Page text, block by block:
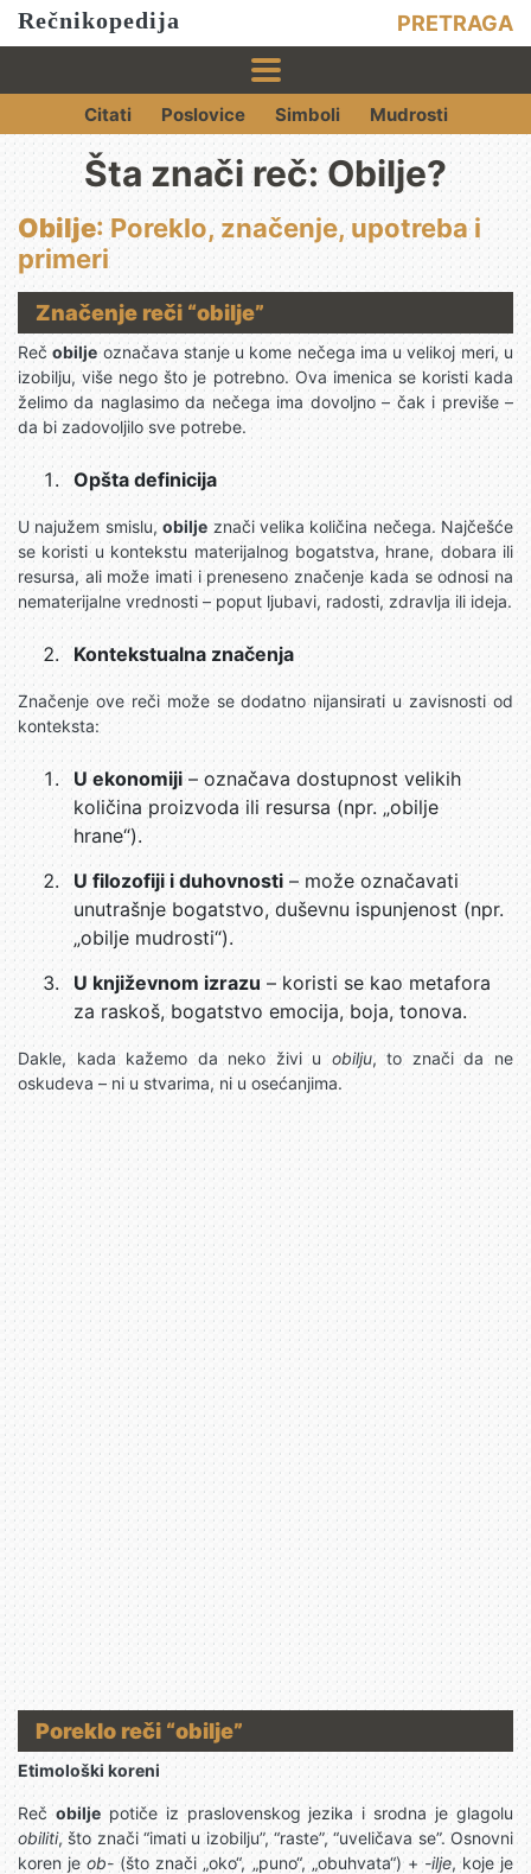
Rečnikopedija PRETRAGA
Citati Poslovice Simboli Mudrosti
Šta znači reč: Obilje?
Obilje: Poreklo, značenje, upotreba i
primeri
Značenje reči “obilje”
Rečobiljeoznačava stanje u kome nečega ima u velikoj meri, u
izobilju, više nego što je potrebno. Ova imenica se koristi kada
želimo da naglasimo da nečega ima dovoljno – čak i previše –
da bi zadovoljilo sve potrebe.
Opšta definicija
U najužem smislu,obilje znači velika količina nečega. Najčešće
se koristi u kontekstu materijalnog bogatstva, hrane, dobara ili
resursa, ali može imati i preneseno značenje kada se odnosi na
nematerijalne vrednosti – poput ljubavi, radosti, zdravlja ili ideja.
Kontekstualna značenja
Značenje ove reči može se dodatno nijansirati u zavisnosti od
konteksta:
U ekonomiji– označava dostupnost velikih
količina proizvoda ili resursa (npr. „obilje
hrane“).
U filozofiji i duhovnosti – može označavati
unutrašnje bogatstvo, duševnu ispunjenost (npr.
„obilje mudrosti“).
U književnom izrazu– koristi se kao metafora
za raskoš, bogatstvo emocija, boja, tonova.
Dakle, kada kažemo da neko živi uobilju, to znači da ne
oskudeva – ni u stvarima, ni u osećanjima.
Poreklo reči “obilje”
Etimološki koreni
Rečobiljepotiče iz praslovenskog jezika i srodna je glagolu
obiliti, što znači “imati u izobilju”, “raste”, “uveličava se”. Osnovni
koren jeob- (što znači „oko“, „puno“, „obuhvata“) +-ilje, koje je